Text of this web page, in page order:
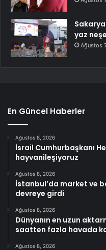
yaz
Ağustos
En Güncel Haberler
Ağustos 8, 2026
İsrail Cumhurbaşkanı
hayvanileşiyoruz
Ağustos 8, 2026
İstanbul’da market ve
devreye girdi
Ağustos 8, 2026
Dünyanın en uzun
saatten fazla havada
Ağustos 8, 2026